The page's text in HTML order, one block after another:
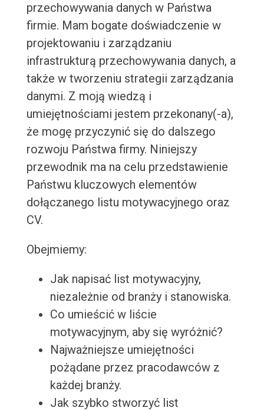
przechowywania danych w Państwa
firmie. Mam bogate doświadczenie w
projektowaniu i zarządzaniu
infrastrukturą przechowywania danych, a
także w tworzeniu strategii zarządzania
danymi. Z moją wiedzą i
umiejętnościami jestem przekonany(-a),
że mogę przyczynić się do dalszego
rozwoju Państwa firmy. Niniejszy
przewodnik ma na celu przedstawienie
Państwu kluczowych elementów
dołączanego listu motywacyjnego oraz
CV.
Obejmiemy:
Jak napisać list motywacyjny,
niezależnie od branży i stanowiska.
Co umieścić w liście
motywacyjnym, aby się wyróżnić?
Najważniejsze umiejętności
pożądane przez pracodawców z
każdej branży.
Jak szybko stworzyć list